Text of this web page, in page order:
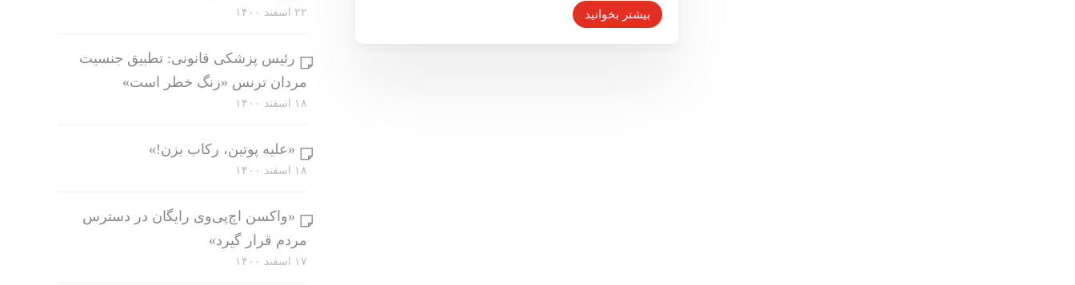
بیشتر بخوانید ۲۲ اسفند ۱۴۰۰
رئیس پزشکی قانونی: تطبیق جنسیت
مردان ترنس «زنگ خطر است»
۱۸ اسفند ۱۴۰۰
«علیه پوتین، رکاب بزن!»
۱۸ اسفند ۱۴۰۰
«واکسن اچ‌پی‌وی رایگان در دسترس
مردم قرار گیرد»
۱۷ اسفند ۱۴۰۰